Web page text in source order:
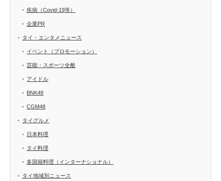
疾病（Covid-19等）
企業PR
タイ・エンタメニュース
イベント（プロモーション）
芸能・スポーツ全般
アイドル
BNK48
CGM48
タイグルメ
日本料理
タイ料理
多国籍料理（インターナショナル）
タイ地域別ニュース